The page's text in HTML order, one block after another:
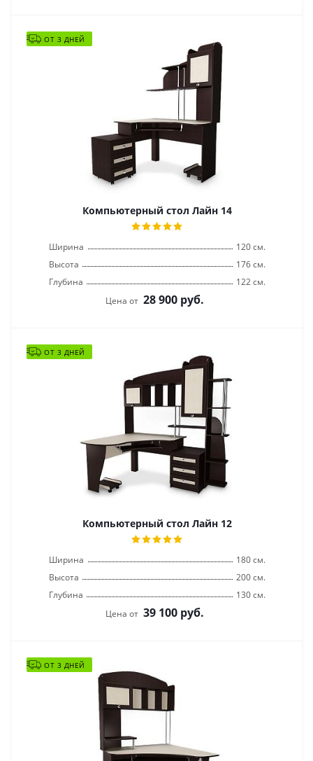
ОТ 3 ДНЕЙ
Компьютерный стол Лайн 14
Ширина
120 см.
Высота
176 см.
Глубина
122 см.
Цена от 28 900 руб.
ОТ 3 ДНЕЙ
Компьютерный стол Лайн 12
Ширина
180 см.
Высота
200 см.
Глубина
130 см.
Цена от 39 100 руб.
ОТ 3 ДНЕЙ